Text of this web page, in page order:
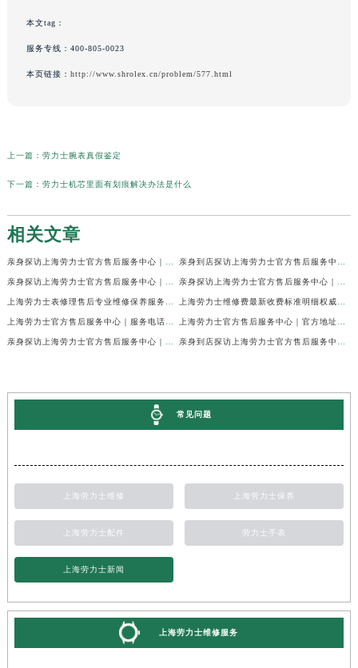
本文tag：
服务专线： 400-805-0023
本页链接： http://www.shrolex.cn/problem/577.html
上一篇： 劳力士腕表真假鉴定
下一篇： 劳力士机芯里面有划痕解决办法是什么
相关文章
常见问题
上海劳力士维修 上海劳力士保养
上海劳力士配件 劳力士手表
上海劳力士新闻
上海劳力士维修服务